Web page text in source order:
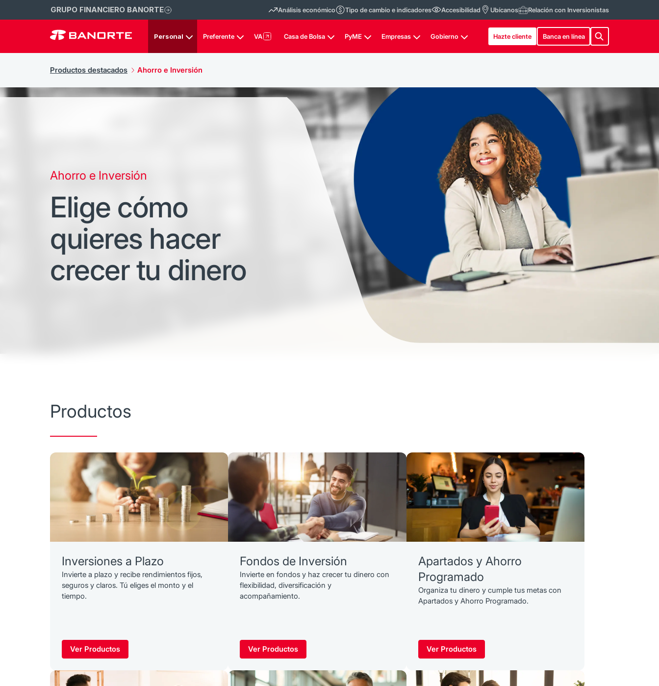
GRUPO FINANCIERO BANORTE Análisis económico Tipo de cambio e indicadores Accesibilidad Ubícanos Relación con Inversionistas
Personal Preferente VA Casa de Bolsa PyME Empresas Gobierno Hazte cliente Banca en línea
Productos destacados Ahorro e Inversión
Ahorro e Inversión
Elige cómo
quieres hacer
crecer tu dinero
Productos
Inversiones a Plazo
Invierte a plazo y recibe rendimientos fijos,
seguros y claros. Tú eliges el monto y el
tiempo.
Ver Productos
Fondos de Inversión
Invierte en fondos y haz crecer tu dinero con
flexibilidad, diversificación y
acompañamiento.
Ver Productos
Apartados y Ahorro
Programado
Organiza tu dinero y cumple tus metas con
Apartados y Ahorro Programado.
Ver Productos